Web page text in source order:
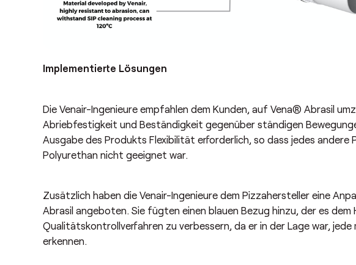
Implementierte Lösungen
Die Venair-Ingenieure empfahlen dem Kunden, auf Vena® Abrasil
Abriebfestigkeit und Beständigkeit gegenüber ständigen
Ausgabe des Produkts Flexibilität erforderlich, so dass jedes andere
Polyurethan nicht geeignet war.
Zusätzlich haben die Venair-Ingenieure dem Pizzahersteller eine
Abrasil angeboten. Sie fügten einen blauen Bezug hinzu, der es
Qualitätskontrollverfahren zu verbessern, da er in der Lage war,
erkennen.